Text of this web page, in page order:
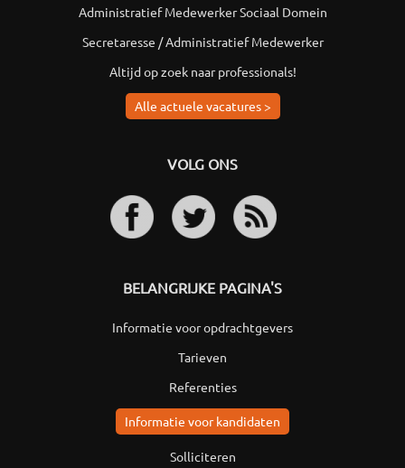
Administratief Medewerker Sociaal Domein
Secretaresse / Administratief Medewerker
Altijd op zoek naar professionals!
Alle actuele vacatures >
VOLG ONS
BELANGRIJKE PAGINA'S
Informatie voor opdrachtgevers
Tarieven
Referenties
Informatie voor kandidaten
Solliciteren